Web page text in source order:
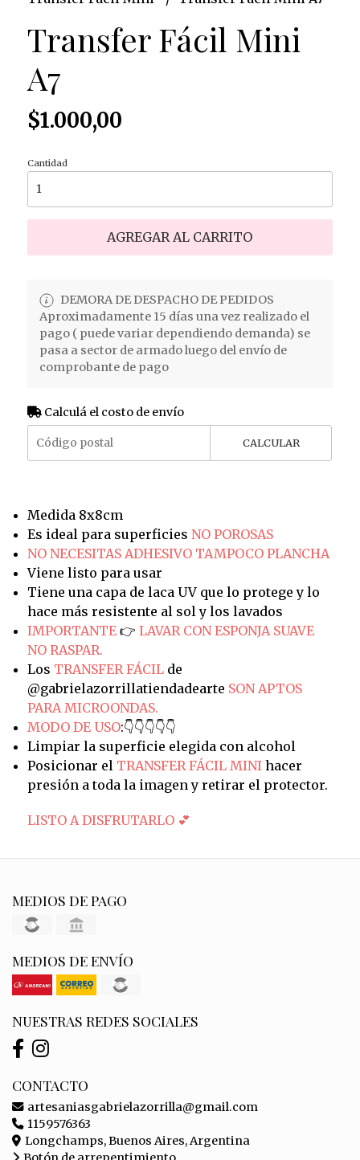
Transfer Fácil Mini
A7
$1.000,00
Cantidad
AGREGAR AL CARRITO
DEMORA DE DESPACHO DE PEDIDOS
Aproximadamente 15 días una vez realizado el
pago ( puede variar dependiendo demanda) se
pasa a sector de armado luego del envío de
comprobante de pago
Calculá el costo de envío
CALCULAR
Medida 8x8cm
Es ideal para superficies NO POROSAS
NO NECESITAS ADHESIVO TAMPOCO PLANCHA
Viene listo para usar
Tiene una capa de laca UV que lo protege y lo
hace más resistente al sol y los lavados
IMPORTANTE 👉 LAVAR CON ESPONJA SUAVE
NO RASPAR.
Los TRANSFER FÁCILde
@gabrielazorrillatiendadearte SON APTOS
PARA MICROONDAS.
MODO DE USO:👇👇👇👇👇
Limpiar la superficie elegida con alcohol
Posicionar el TRANSFER FÁCIL MINIhacer
presión a toda la imagen y retirar el protector.
LISTO A DISFRUTARLO 💕
MEDIOS DE PAGO
MEDIOS DE ENVÍO
NUESTRAS REDES SOCIALES
CONTACTO
artesaniasgabrielazorrilla@gmail.com
1159576363
Longchamps, Buenos Aires, Argentina